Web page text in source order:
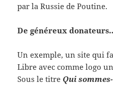
par la Russie de Poutine.
De généreux
Un exemple, un site qui
Libre avec comme logo
Sous le titre Qui